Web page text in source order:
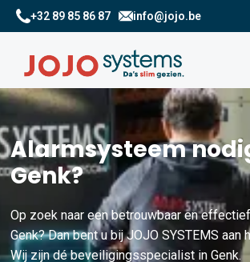
+32 89 85 86 87 info@jojo.be
Alarmsysteem
Genk?
Op zoek naar een betrouwbaar en
Genk? Dan bent u bij JOJO SYSTEMS
Wij zijn dé beveiligingsspecialist in Genk.